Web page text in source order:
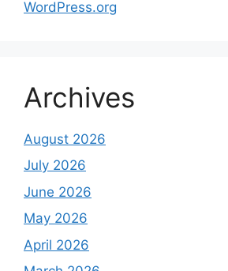
WordPress.org
Archives
August 2026
July 2026
June 2026
May 2026
April 2026